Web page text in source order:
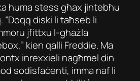
huma stess għax jintebħu
diski li taħseb li
jfittxu l-għażla
kien qalli Freddie. Ma
inrexxieli nagħmel din
sodisfaċenti, imma naf li